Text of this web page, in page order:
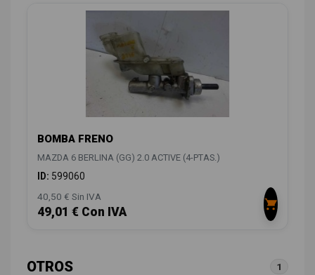
BOMBA FRENO
MAZDA 6 BERLINA (GG) 2.0 ACTIVE (4-PTAS.)
ID: 599060
40,50 € Sin IVA
49,01 € Con IVA
OTROS 1